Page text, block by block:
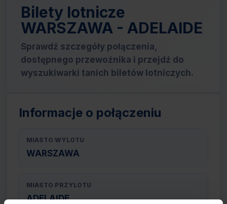
Bilety lotnicze
WARSZAWA - ADELAIDE
Sprawdź szczegóły połączenia,
dostępnego przewoźnika i przejdź do
wyszukiwarki tanich biletów lotniczych.
Informacje o połączeniu
MIASTO WYLOTU
WARSZAWA
MIASTO PRZYLOTU
ADELAIDE